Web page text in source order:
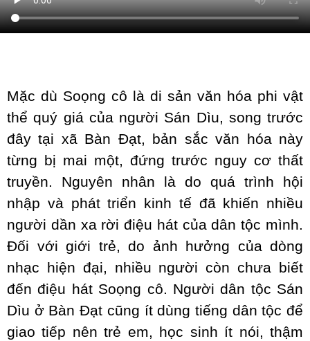
Mặc dù Soọng cô là di sản văn hóa phi vật
thể quý giá của người Sán Dìu, song trước
đây tại xã Bàn Đạt, bản sắc văn hóa này
từng bị mai một, đứng trước nguy cơ thất
truyền. Nguyên nhân là do quá trình hội
nhập và phát triển kinh tế đã khiến nhiều
người dần xa rời điệu hát của dân tộc mình.
Đối với giới trẻ, do ảnh hưởng của dòng
nhạc hiện đại, nhiều người còn chưa biết
đến điệu hát Soọng cô. Người dân tộc Sán
Dìu ở Bàn Đạt cũng ít dùng tiếng dân tộc để
giao tiếp nên trẻ em, học sinh ít nói, thậm